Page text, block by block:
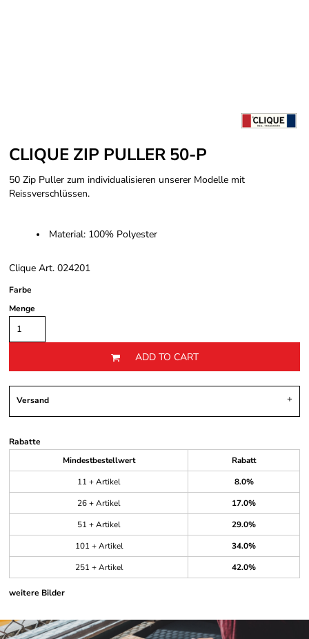
CLIQUE ZIP PULLER 50-P
50 Zip Puller zum individualisieren unserer Modelle mit
Reissverschlüssen.
Material: 100% Polyester
Clique Art. 024201
Farbe
Menge
ADD TO CART
Versand
Rabatte
Mindestbestellwert
Rabatt
11 + Artikel
8.0%
26 + Artikel
17.0%
51 + Artikel
29.0%
101 + Artikel
34.0%
251 + Artikel
42.0%
weitere Bilder